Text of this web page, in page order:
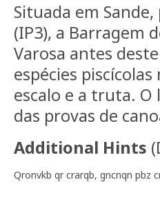
Situada em
(IP3), a Barragem
Varosa antes
espécies
escalo e a truta.
das provas de
Additional Hints (
Qronvkb qr crarqb, gncnqn pbz